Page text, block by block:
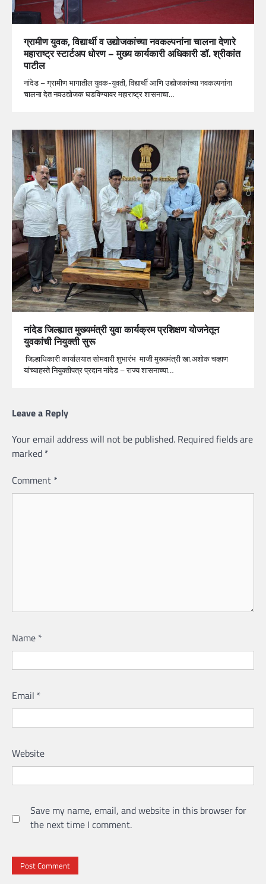
ग्रामीण युवक, विद्यार्थी व उद्योजकांच्या नवकल्पनांना चालना देणारे
महाराष्ट्र स्टार्टअप धोरण – मुख्य कार्यकारी अधिकारी डॉ. श्रीकांत
पाटील
नांदेड – ग्रामीण भागातील युवक-युवती, विद्यार्थी आणि उद्योजकांच्या नवकल्पनांना
चालना देत नवउद्योजक घडविण्यावर महाराष्ट्र शासनाचा…
नांदेड जिल्ह्यात मुख्यमंत्री युवा कार्यक्रम प्रशिक्षण योजनेतून
युवकांची नियुक्ती सुरू
जिल्हाधिकारी कार्यालयात सोमवारी शुभारंभ माजी मुख्यमंत्री खा.अशोक चव्हाण
यांच्याहस्ते नियुक्तीपत्र प्रदान नांदेड – राज्य शासनाच्या…
Leave a Reply
Your email address will not be published. Required fields are
marked *
Comment *
Name *
Email *
Website
Save my name, email, and website in this browser for
the next time I comment.